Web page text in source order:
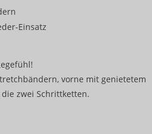
Einsatz
vorne mit genietetem
zwei Schrittketten.